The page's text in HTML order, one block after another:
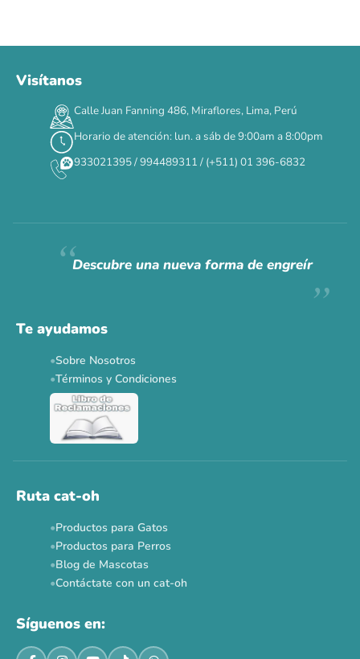
DÍAS HORAS MIN SEG
✕
Siempre fuimosraros.
Ver todas las promos 🐾
Visítanos
Calle Juan Fanning 486, Miraflores, Lima, Perú
Horario de atención: lun. a sáb de 9:00am a 8:00pm
933021395 / 994489311 / (+511) 01 396-6832
Descubre una nueva forma de engreír
Te ayudamos
Sobre Nosotros
Términos y Condiciones
Ruta cat-oh
Productos para Gatos
Productos para Perros
Blog de Mascotas
Contáctate con un cat-oh
Síguenos en: